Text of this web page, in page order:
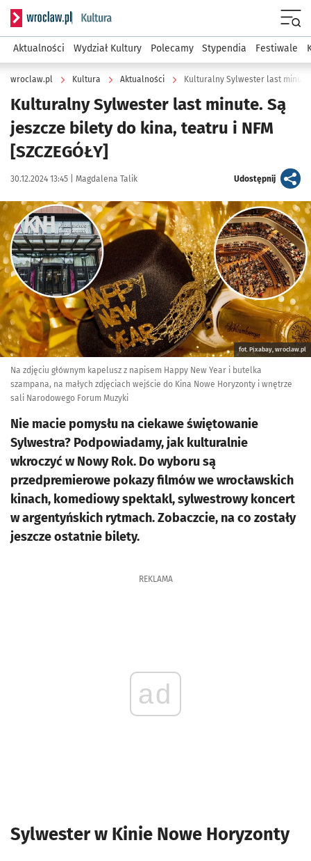
Serwis informacyjny wroclaw.pl podserwis: Kultura
Aktualności Wydział Kultury Polecamy Stypendia Festiwale
wroclaw.pl Kultura Aktualności
Kulturalny Sylwester last minute. Są
jeszcze bilety do kina, teatru i NFM
[SZCZEGÓŁY]
Data publikacji:
30.12.2024 13:45 | Autor:
Magdalena Talik Udostępnijartykuł
Kliknij, aby powiększyć
fot. Pixabay, wroclaw.pl
Na zdjęciu głównym kapelusz z napisem Happy New Year i butelka
szampana, na małych zdjęciach wejście do Kina Nowe Horyzonty i wnętrze
sali Narodowego Forum Muzyki
Nie macie pomysłu na ciekawe świętowanie
Sylwestra? Podpowiadamy, jak kulturalnie
wkroczyć w Nowy Rok. Do wyboru są
przedpremierowe pokazy filmów we wrocławskich
kinach, komediowy spektakl, sylwestrowy koncert
w argentyńskich rytmach. Zobaczcie, na co zostały
jeszcze ostatnie bilety.
REKLAMA
ad
Sylwester w Kinie Nowe Horyzonty